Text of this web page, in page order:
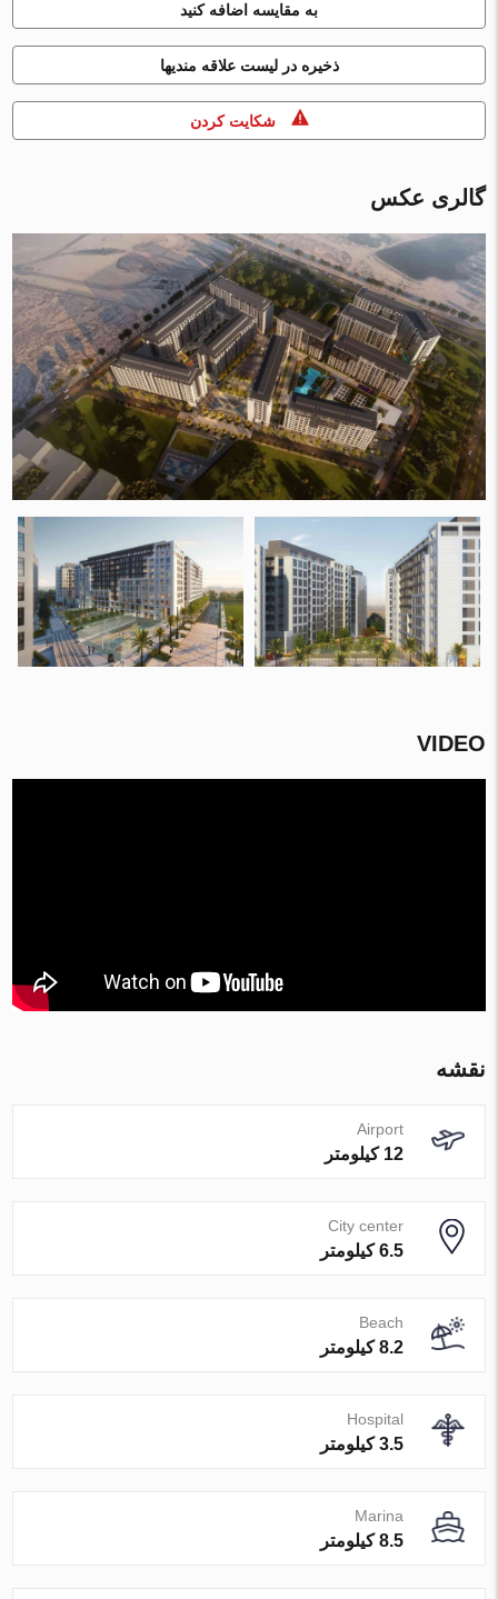
به مقایسه اضافه کنید
ذخیره در لیست علاقه مندیها
شكايت كردن
گالری عکس
VIDEO
نقشه
Airport
12 کیلومتر
City center
6.5 کیلومتر
Beach
8.2 کیلومتر
Hospital
3.5 کیلومتر
Marina
8.5 کیلومتر